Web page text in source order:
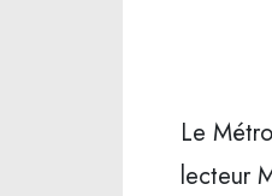
Le
lecteur